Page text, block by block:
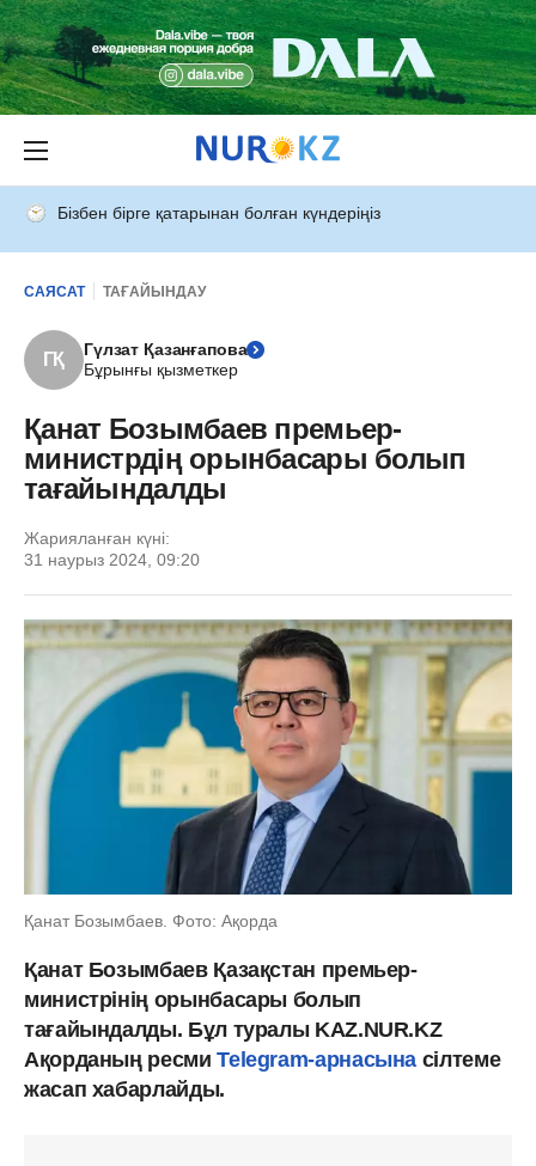
Бізбен бірге қатарынан болған күндеріңіз
САЯСАТ ТАҒАЙЫНДАУ
ГҚ
Гүлзат Қазанғапова
Бұрынғы қызметкер
Қанат Бозымбаев премьер-
министрдің орынбасары болып
тағайындалды
Жарияланған күні:
31 наурыз 2024, 09:20
Қанат Бозымбаев. Фото: Ақорда
Қанат Бозымбаев Қазақстан премьер-
министрінің орынбасары болып
тағайындалды. Бұл туралы KAZ.NUR.KZ
Ақорданың ресмиTelegram-арнасына сілтеме
жасап хабарлайды.